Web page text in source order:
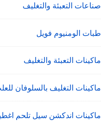
صناعات التعبئة والتغليف
طبات الومنيوم فويل
ماكينات التعبئة والتغليف
ماكينات التغليف بالسلوفان للعلب 3
ماكينات اندكشن سيل تلحم